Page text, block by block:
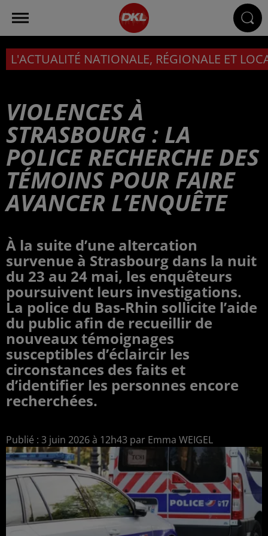
L'ACTUALITÉ NATIONALE, RÉGIONALE ET
VIOLENCES À
STRASBOURG : LA
POLICE RECHERCHE DES
TÉMOINS POUR FAIRE
AVANCER L’ENQUÊTE
À la suite d’une altercation
survenue à Strasbourg dans la nuit
du 23 au 24 mai, les enquêteurs
poursuivent leurs investigations.
La police du Bas-Rhin sollicite l’aide
du public afin de recueillir de
nouveaux témoignages
susceptibles d’éclaircir les
circonstances des faits et
d’identifier les personnes encore
recherchées.
Publié : 3 juin 2026 à 12h43 par Emma WEIGEL